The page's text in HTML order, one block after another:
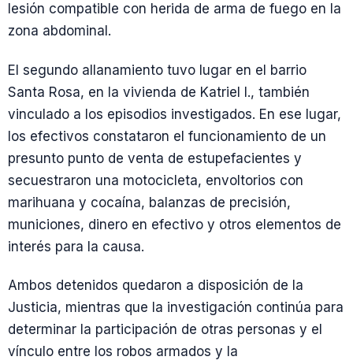
lesión compatible con herida de arma de fuego en la
zona abdominal.
El segundo allanamiento tuvo lugar en el barrio
Santa Rosa, en la vivienda de Katriel I., también
vinculado a los episodios investigados. En ese lugar,
los efectivos constataron el funcionamiento de un
presunto punto de venta de estupefacientes y
secuestraron una motocicleta, envoltorios con
marihuana y cocaína, balanzas de precisión,
municiones, dinero en efectivo y otros elementos de
interés para la causa.
Ambos detenidos quedaron a disposición de la
Justicia, mientras que la investigación continúa para
determinar la participación de otras personas y el
vínculo entre los robos armados y la